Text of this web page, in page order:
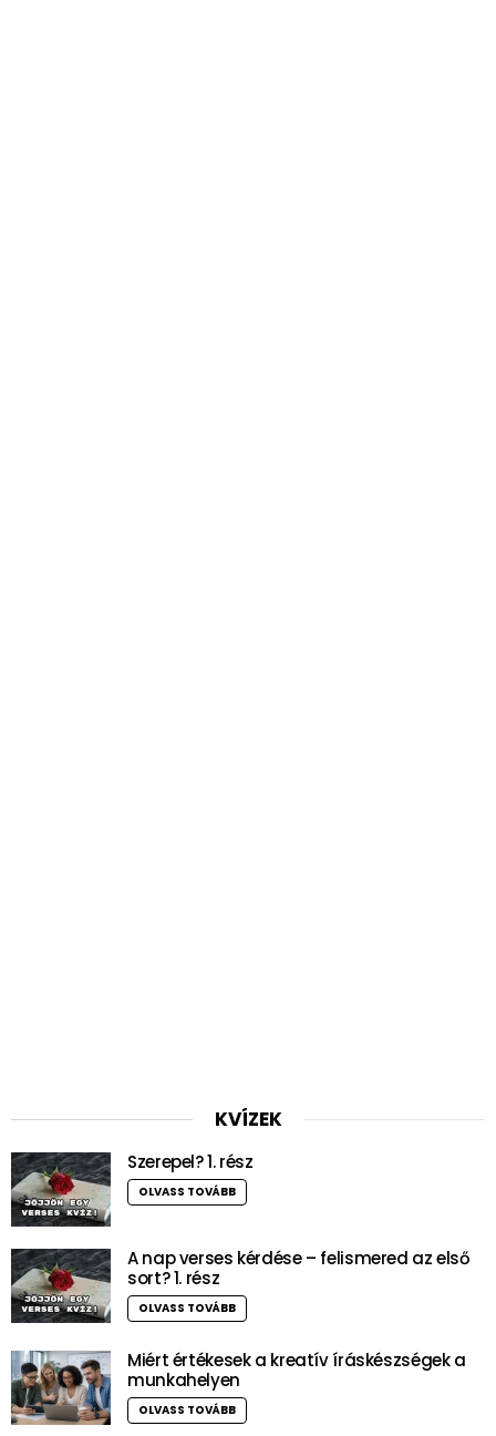
KVÍZEK
Szerepel? 1. rész
OLVASS TOVÁBB
A nap verses kérdése – felismered az első
sort? 1. rész
OLVASS TOVÁBB
Miért értékesek a kreatív íráskészségek a
munkahelyen
OLVASS TOVÁBB